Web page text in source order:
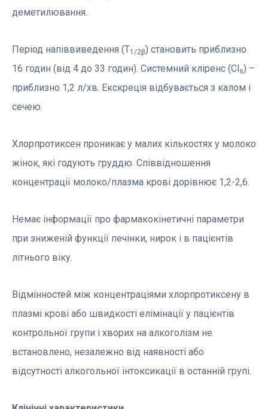
деметилювання.
Період напіввиведення (Т1/2β) становить приблизно
16 годин (від 4 до 33 годин). Системний кліренс (Cls) –
приблизно 1,2 л/хв. Екскреція відбувається з калом і
сечею.
Хлорпротиксен проникає у малих кількостях у молоко
жінок, які годують груддю. Співвідношення
концентрації молоко/плазма крові дорівнює 1,2-2,6.
Немає інформації про фармакокінетичні параметри
при зниженій функції печінки, нирок і в пацієнтів
літнього віку.
Відмінностей між концентраціями хлорпротиксену в
плазмі крові або швидкості елімінації у пацієнтів
контрольної групи і хворих на алкоголізм не
встановлено, незалежно від наявності або
відсутності алкогольної інтоксикації в останній групі.